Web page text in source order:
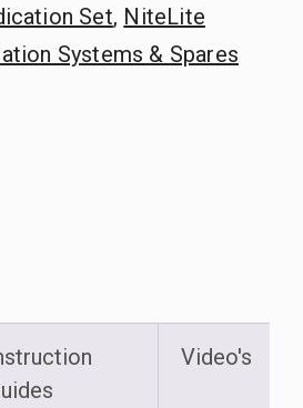
Set, NiteLite
Systems & Spares
Video's